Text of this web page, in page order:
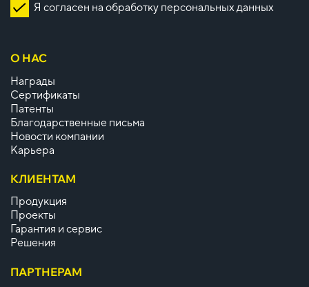
Я согласен на обработку персональных данных
О НАС
Награды
Сертификаты
Патенты
Благодарственные письма
Новости компании
Карьера
КЛИЕНТАМ
Продукция
Проекты
Гарантия и сервис
Решения
ПАРТНЕРАМ